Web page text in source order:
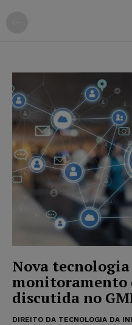
Nova tecnologia
monitoramento
discutida no
DIREITO DA TECNOLOGIA DA